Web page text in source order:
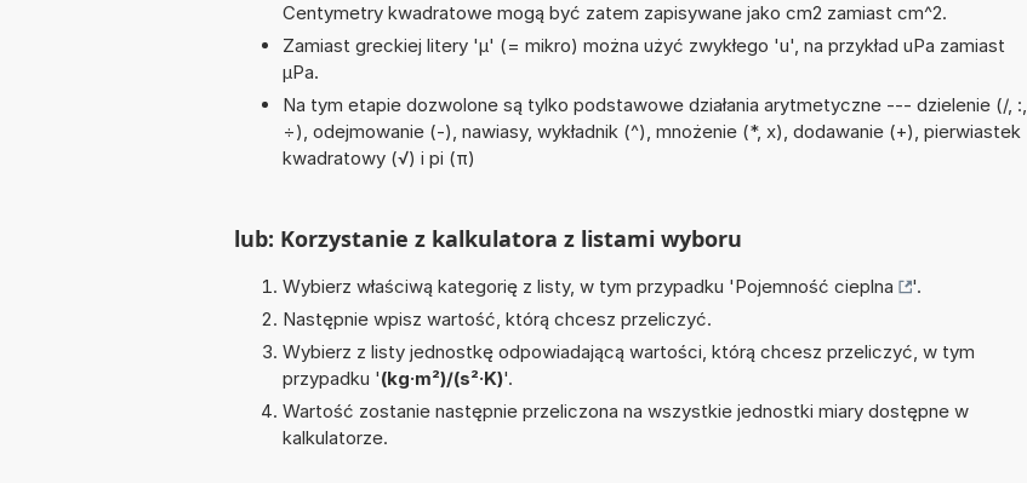
Centymetry kwadratowe mogą być zatem zapisywane jako cm2 zamiast cm^2.
Zamiast greckiej litery 'µ' (= mikro) można użyć zwykłego 'u', na przykład uPa zamiast
µPa.
Na tym etapie dozwolone są tylko podstawowe działania arytmetyczne --- dzielenie (/, :,
÷), odejmowanie (-), nawiasy, wykładnik (^), mnożenie (*, x), dodawanie (+), pierwiastek
kwadratowy (√) i pi (π)
lub: Korzystanie z kalkulatora z listami wyboru
Wybierz właściwą kategorię z listy, w tym przypadku 'Pojemność cieplna
'.
Następnie wpisz wartość, którą chcesz przeliczyć.
Wybierz z listy jednostkę odpowiadającą wartości, którą chcesz przeliczyć, w tym
przypadku '(kg·m²)/(s²·K)'.
Wartość zostanie następnie przeliczona na wszystkie jednostki miary dostępne w
kalkulatorze.